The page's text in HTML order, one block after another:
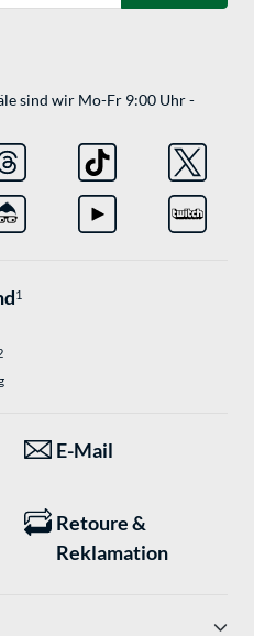
sind wir Mo-Fr 9:00 Uhr -
1
E-Mail
Retoure &
Reklamation